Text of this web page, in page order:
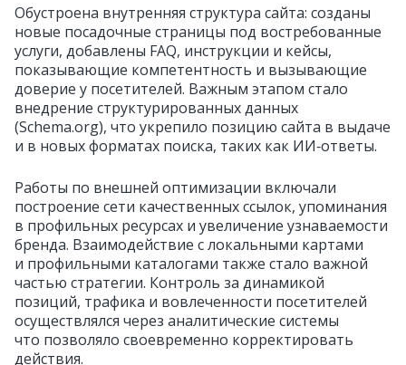
Обустроена внутренняя структура сайта: созданы
новые посадочные страницы под востребованные
услуги, добавлены FAQ, инструкции и кейсы,
показывающие компетентность и вызывающие
доверие у посетителей. Важным этапом стало
внедрение структурированных данных
(Schema.org), что укрепило позицию сайта в выдаче
и в новых форматах поиска, таких как ИИ‑ответы.
Работы по внешней оптимизации включали
построение сети качественных ссылок, упоминания
в профильных ресурсах и увеличение узнаваемости
бренда. Взаимодействие с локальными картами
и профильными каталогами также стало важной
частью стратегии. Контроль за динамикой
позиций, трафика и вовлеченности посетителей
осуществлялся через аналитические системы
что позволяло своевременно корректировать
действия.